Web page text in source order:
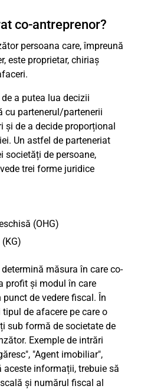
co-antreprenor?
persoana care, împreună
este proprietar, chiriaș
a putea lua decizii
cu partenerul/partenerii
și de a decide proporțional
Un astfel de parteneriat
societăți de persoane,
trei forme juridice
(OHG)
măsura în care co-
profit și modul în care
de vedere fiscal. În
de afacere pe care o
sub formă de societate de
Exemple de intrări
"Agent imobiliar",
aceste informații, trebuie să
și numărul fiscal al